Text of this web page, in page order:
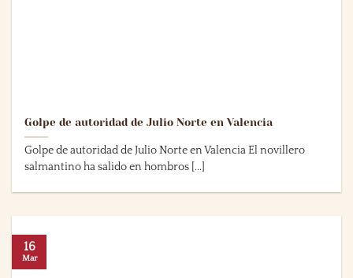
Golpe de autoridad de Julio Norte en Valencia
Golpe de autoridad de Julio Norte en Valencia El novillero
salmantino ha salido en hombros [...]
16
Mar